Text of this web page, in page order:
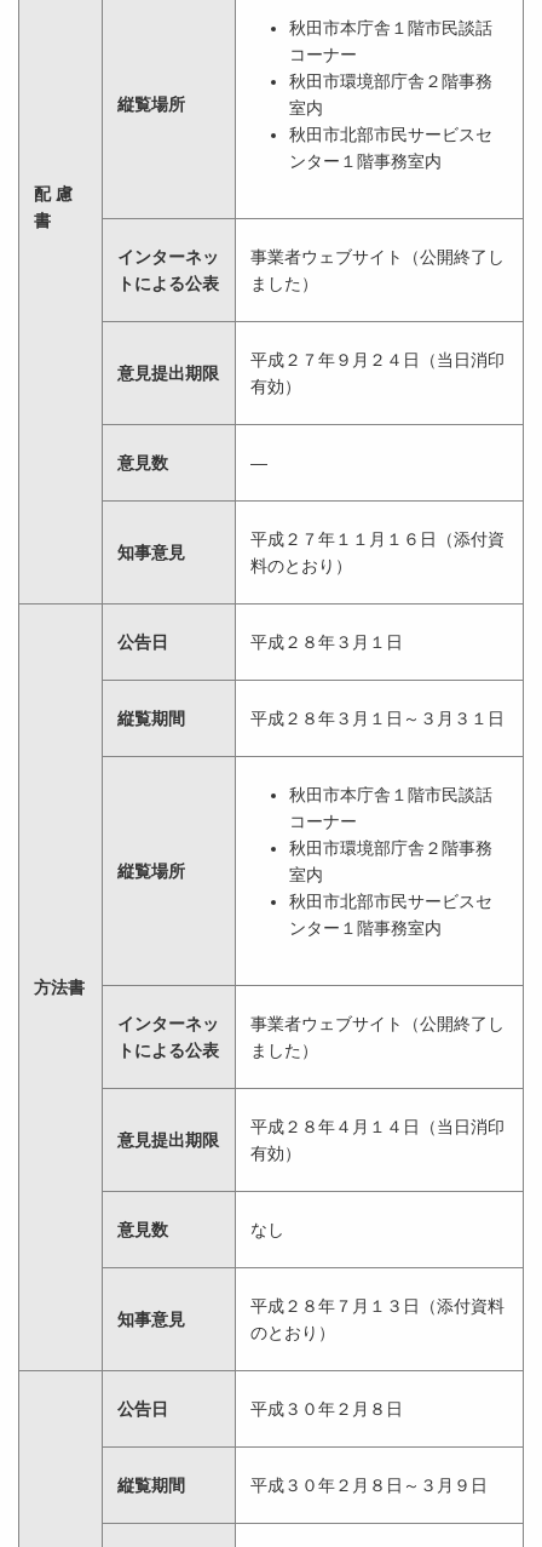
配 慮
書
縦覧場所
秋田市本庁舎１階市民談話
コーナー
秋田市環境部庁舎２階事務
室内
秋田市北部市民サービスセ
ンター１階事務室内
インターネッ
トによる公表
事業者ウェブサイト（公開終了し
ました）
意見提出期限
平成２７年９月２４日（当日消印
有効）
意見数 ―
知事意見
平成２７年１１月１６日（添付資
料のとおり）
方法書
公告日 平成２８年３月１日
縦覧期間 平成２８年３月１日～３月３１日
縦覧場所
秋田市本庁舎１階市民談話
コーナー
秋田市環境部庁舎２階事務
室内
秋田市北部市民サービスセ
ンター１階事務室内
インターネッ
トによる公表
事業者ウェブサイト（公開終了し
ました）
意見提出期限
平成２８年４月１４日（当日消印
有効）
意見数 なし
知事意見
平成２８年７月１３日（添付資料
のとおり）
公告日 平成３０年２月８日
縦覧期間 平成３０年２月８日～３月９日